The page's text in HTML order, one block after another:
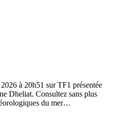
à 20h51 sur TF1 présentée
Dheliat. Consultez sans plus
du mer…